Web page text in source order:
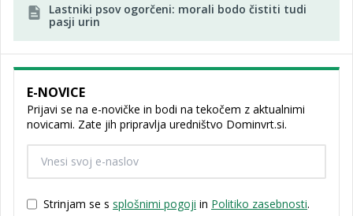
Lastniki psov ogorčeni: morali bodo čistiti tudi
pasji urin
E-NOVICE
Prijavi se na e-novičke in bodi na tekočem z aktualnimi
novicami. Zate jih pripravlja uredništvo Dominvrt.si.
Strinjam se s splošnimi pogoji in Politiko zasebnosti.